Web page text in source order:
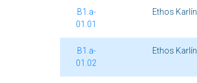
B1.a-
01.01
Ethos Karlín
B1.a-
01.02
Ethos Karlín